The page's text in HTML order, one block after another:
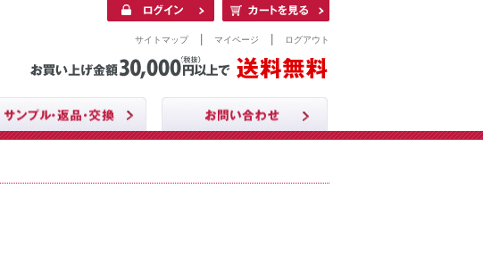
サイトマップ| マイページ ログアウト